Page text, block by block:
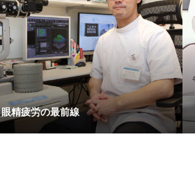
眼精疲労の最前線